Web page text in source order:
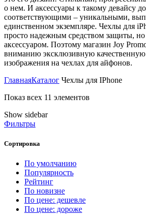
о нем. И аксессуары к такому девайсу
соответствующими – уникальными,
единственном экземпляре. Чехлы для
просто надежным средством защиты,
аксессуаром. Поэтому магазин Joy
вниманию эксклюзивную качественную
изображения на чехлах для айфонов.
ГлавнаяКаталог Чехлы для IPhone
Показ всех 11 элементов
Show sidebar
Фильтры
Сортировка
По умолчанию
Популярность
Рейтинг
По новизне
По цене: дешевле
По цене: дороже